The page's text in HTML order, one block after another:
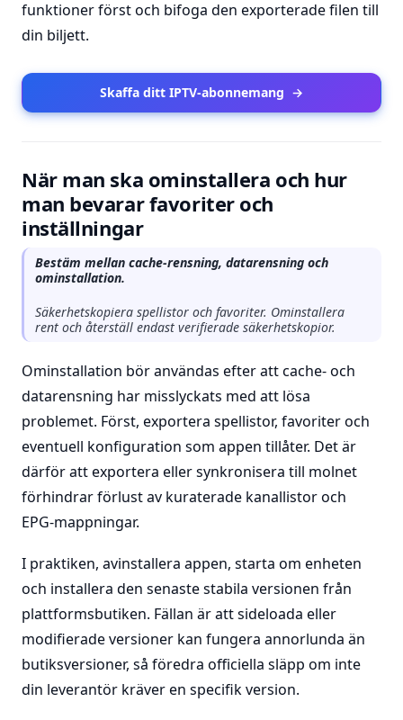
funktioner först och bifoga den exporterade filen till
din biljett.
Skaffa ditt IPTV-abonnemang →
När man ska ominstallera och hur
man bevarar favoriter och
inställningar
Bestäm mellan cache-rensning, datarensning och
ominstallation.
Säkerhetskopiera spellistor och favoriter. Ominstallera
rent och återställ endast verifierade säkerhetskopior.
Ominstallation bör användas efter att cache- och
datarensning har misslyckats med att lösa
problemet. Först, exportera spellistor, favoriter och
eventuell konfiguration som appen tillåter. Det är
därför att exportera eller synkronisera till molnet
förhindrar förlust av kuraterade kanallistor och
EPG-mappningar.
I praktiken, avinstallera appen, starta om enheten
och installera den senaste stabila versionen från
plattformsbutiken. Fällan är att sideloada eller
modifierade versioner kan fungera annorlunda än
butiksversioner, så föredra officiella släpp om inte
din leverantör kräver en specifik version.